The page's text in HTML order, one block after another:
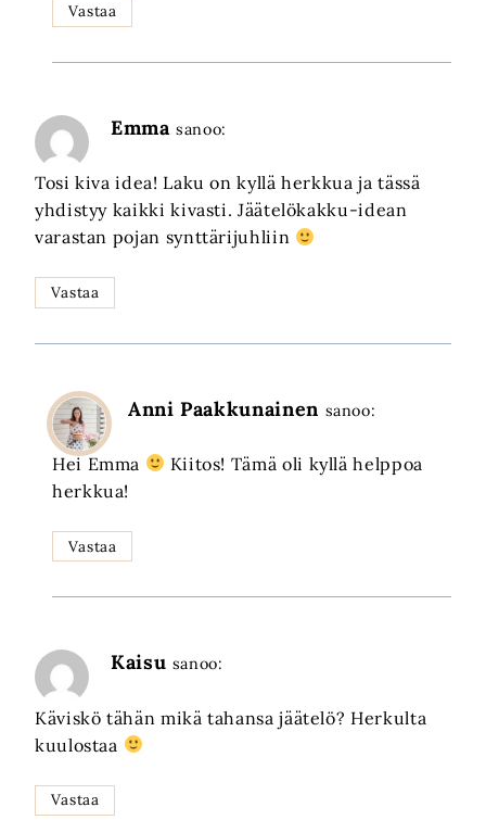
Vastaa
Emma sanoo:
Tosi kiva idea! Laku on kyllä herkkua ja tässä
yhdistyy kaikki kivasti. Jäätelökakku-idean
varastan pojan synttärijuhliin
Vastaa
Anni Paakkunainen sanoo:
Hei Emma
Kiitos! Tämä oli kyllä helppoa
herkkua!
Vastaa
Kaisu sanoo:
Käviskö tähän mikä tahansa jäätelö? Herkulta
kuulostaa
Vastaa